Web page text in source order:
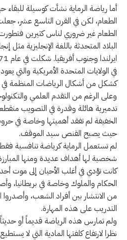
أما رياضة الرماية نشأت كوسيلة
الطعام، لكن في القرن التاسع عشر،
الطعام غير ضروري لناس كثيرين
البلاد المتحدثة باللغة الإنجليزية مثل
في الولايات المتحدة الأمريكية والتي
كشكل من أشكال الرياضات المنظمة في
وعلى الرغم من التقدم العلمي
تدميرية هائلة وقدرة في التصويب
الخفيفة لم تفقد أهميتها وخاصة في
حيث يصبح القنص سيد الموقف.
لم تستعمل الرماية كرياضة تنافسية
شخصية لها أهداف عديدة ومنها
كانت تؤدي في أغلب الأحيان إلى موت
الحكام والملوك وخاصة في بريطانيا،
من الانتشار بين أفراد الشعب، وأصدروا
التدريب على هذه المهارة.
ولم تمارس هذه الرياضة قديماً أو حديثاً
نظرا لارتفاع كلفتها المادية التي لا